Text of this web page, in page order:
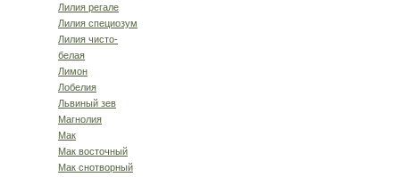
Лилия регале
Лилия специозум
Лилия чисто-
белая
Лимон
Лобелия
Львиный зев
Магнолия
Мак
Мак восточный
Мак снотворный